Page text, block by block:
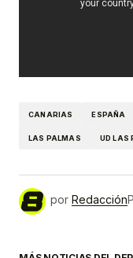
CANARIAS ESPAÑA
LAS PALMAS UD LAS
por Redacción